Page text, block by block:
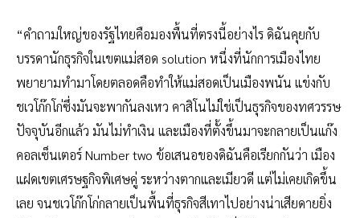
“คำถามใหญ่ของรัฐไทยคือมองพื้นที่ตรงนี้อย่างไร ดิฉันคุยกับ
บรรดานักธุรกิจในเขตแม่สอด solution หนึ่งที่นักการเมืองไทย
พยายามทำมาโดยตลอดคือทำให้แม่สอดเป็นเมืองพนัน แข่งกับ
ชเวโก๊กโก่ซึ่งมันจะพากันลงเหว คาสิโนไม่ใช่เป็นธุรกิจของทศวรรษ
ปัจจุบันอีกแล้ว มันไม่ทำเงิน และเมืองที่ตั้งขึ้นมาจะกลายเป็นแก๊ง
คอลเซ็นเตอร์ Number two ข้อเสนอของดิฉันคือเรียกกันว่า เมือง
แฝดเขตเศรษฐกิจพิเศษคู่ ระหว่างตากและเมียวดี แต่ไม่เคยเกิดขึ้น
เลย จนชเวโก๊กโก่กลายเป็นพื้นที่ธุรกิจสีเทาไปอย่างน่าเสียดายยิ่ง